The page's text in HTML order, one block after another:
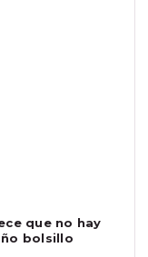
que no hay
bolsillo